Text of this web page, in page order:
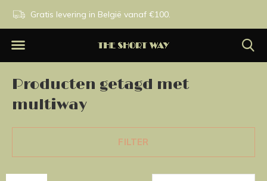
Gratis levering in België vanaf €100.
Producten getagd met
multiway
FILTER